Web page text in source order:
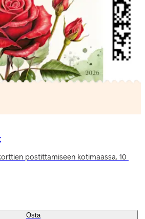
postittamiseen kotimaassa. 10
Osta